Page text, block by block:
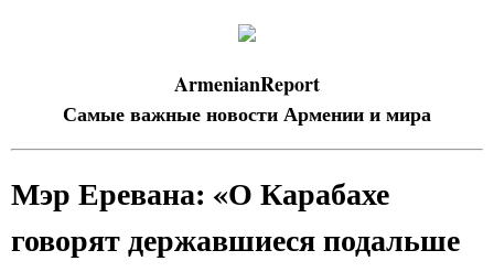
ArmenianReport
Самые важные новости Армении и мира
Мэр Еревана: «О Карабахе
говорят державшиеся подальше